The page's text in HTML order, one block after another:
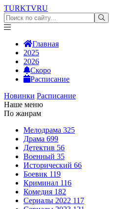
TURKTVRU
Главная
2025
2026
Скоро
Расписание
Новинки Расписание
Наше меню
По жанрам
Мелодрама 325
Драма 699
Детектив 56
Военный 35
Исторический 66
Боевик 119
Криминал 116
Комедия 182
Сериалы 2022 117